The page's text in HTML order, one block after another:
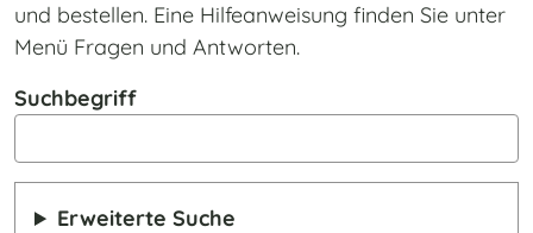
und bestellen. Eine Hilfeanweisung finden Sie unter
Menü Fragen und Antworten.
Suchbegriff
Erweiterte Suche